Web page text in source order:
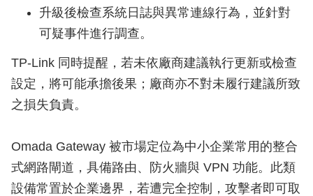
升級後檢查系統日誌與異常連線行為，並針對
可疑事件進行調查。
TP-Link 同時提醒，若未依廠商建議執行更新或檢查
設定，將可能承擔後果；廠商亦不對未履行建議所致
之損失負責。
Omada Gateway 被市場定位為中小企業常用的整合
式網路閘道，具備路由、防火牆與 VPN 功能。此類
設備常置於企業邊界，若遭完全控制，攻擊者即可取